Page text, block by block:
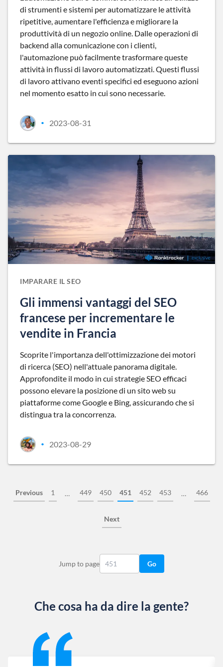
di strumenti e sistemi per automatizzare le attività
ripetitive, aumentare l'efficienza e migliorare la
produttività di un negozio online. Dalle operazioni di
backend alla comunicazione con i clienti,
l'automazione può facilmente trasformare queste
attività in flussi di lavoro automatizzati. Questi flussi
di lavoro attivano eventi specifici ed eseguono azioni
nel momento esatto in cui sono necessarie.
• 2023-08-31
IMPARARE IL SEO
Gli immensi vantaggi del SEO
francese per incrementare le
vendite in Francia
Scoprite l'importanza dell'ottimizzazione dei motori
di ricerca (SEO) nell'attuale panorama digitale.
Approfondite il modo in cui strategie SEO efficaci
possono elevare la posizione di un sito web su
piattaforme come Google e Bing, assicurando che si
distingua tra la concorrenza.
• 2023-08-29
Previous 1 … 449 450 451 452 453 … 466
Next
Jump to page Go
Che cosa ha da dire la gente?